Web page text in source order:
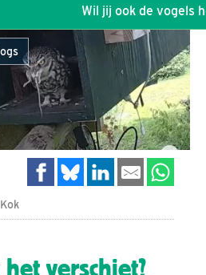
Wil jij ook de vogels
verschiet?